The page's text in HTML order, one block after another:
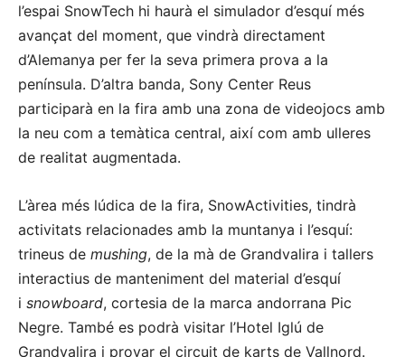
l’espai SnowTech hi haurà el simulador d’esquí més
avançat del moment, que vindrà directament
d’Alemanya per fer la seva primera prova a la
península. D’altra banda, Sony Center Reus
participarà en la fira amb una zona de videojocs amb
la neu com a temàtica central, així com amb ulleres
de realitat augmentada.
L’àrea més lúdica de la fira, SnowActivities, tindrà
activitats relacionades amb la muntanya i l’esquí:
trineus de mushing, de la mà de Grandvalira i tallers
interactius de manteniment del material d’esquí
i snowboard, cortesia de la marca andorrana Pic
Negre. També es podrà visitar l’Hotel Iglú de
Grandvalira i provar el circuit de karts de Vallnord.